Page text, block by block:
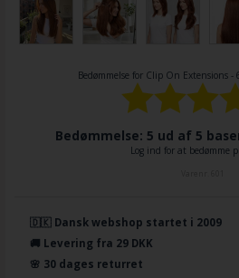
Bedømmelse for Clip On Extensions -
Bedømmelse: 5 ud af 5
Log ind for at bedømme
🇩🇰 Dansk webshop startet i 2009
🚚 Levering fra 29 DKK
🌸 30 dages returret